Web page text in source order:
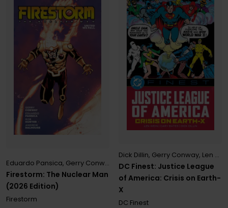
Firestorm: The Nuclear Man
(2026 Edition)
Eduardo Pansica, Gerry Conway
Firestorm
DC Finest: Justice League
of America: Crisis on Earth-
X
Dick Dillin, Gerry Conway, Len Wein
DC Finest